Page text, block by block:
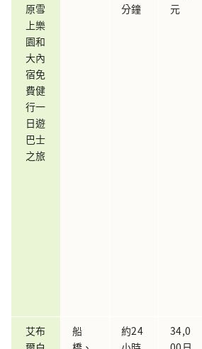
原雪
上樂
園和
大內
宿免
費健
行一
日遊
巴士
之旅
分鐘
元
艾布
船
約24
34,0